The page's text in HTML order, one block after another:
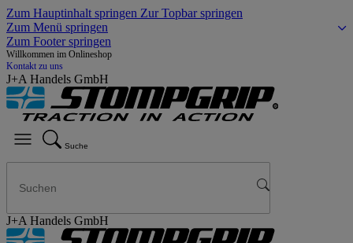
Zum Hauptinhalt springen Zur Topbar springen
Zum Menü springen
Zum Footer springen
Willkommen im Onlineshop
Kontakt zu uns
J+A Handels GmbH
Suche
J+A Handels GmbH